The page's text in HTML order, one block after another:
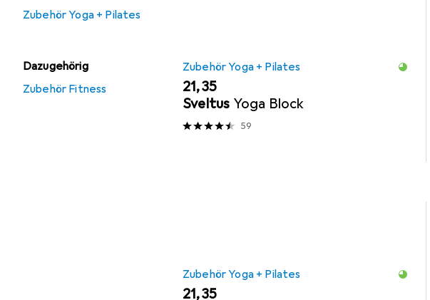
Zubehör Yoga + Pilates
Dazugehörig
Zubehör Fitness
Zubehör Yoga + Pilates
EUR
21,35
Sveltus Yoga Block
59
Zubehör Yoga + Pilates
EUR
21,35